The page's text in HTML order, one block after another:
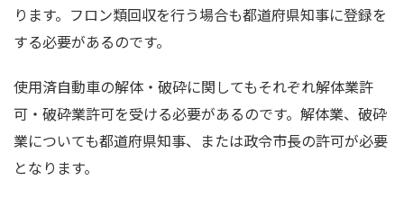
ります。フロン類回収を行う場合も都道府県知事に登録を
する必要があるのです。
使用済自動車の解体・破砕に関してもそれぞれ解体業許
可・破砕業許可を受ける必要があるのです。解体業、破砕
業についても都道府県知事、または政令市長の許可が必要
となります。